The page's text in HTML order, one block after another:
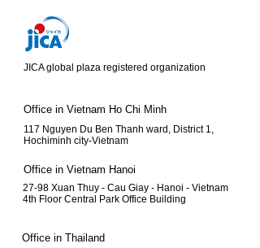
JICA global plaza registered organization
Office in Vietnam Ho Chi Minh
117 Nguyen Du Ben Thanh ward, District 1,
Hochiminh city-Vietnam
Office in Vietnam Hanoi
27-98 Xuan Thuy - Cau Giay - Hanoi - Vietnam
4th Floor Central Park Office Building
Office in Thailand